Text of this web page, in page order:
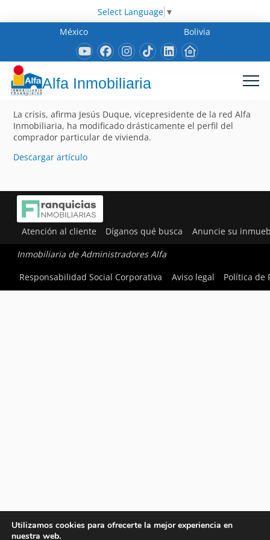
Select Language ▼
México
Bolivia
Alfa Inmobiliaria
La crisis, afirma Jesús Duque, vicepresidente de la red Alfa
Inmobiliaria, ha modificado drásticamente el perfil del
comprador particular de vivienda.
Descargar artículo
Atención al cliente Díganos qué busca Anuncie su
Inmobiliaria de Administradores Alfa
Responsabilidad Social Corporativa
Aviso legal Política de
Utilizamos cookies para ofrecerte la mejor experiencia en
nuestra web.